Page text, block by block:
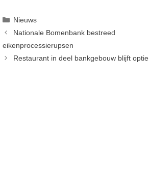
Categorieën
Nieuws
Nationale Bomenbank bestreed
eikenprocessierupsen
Restaurant in deel bankgebouw blijft optie